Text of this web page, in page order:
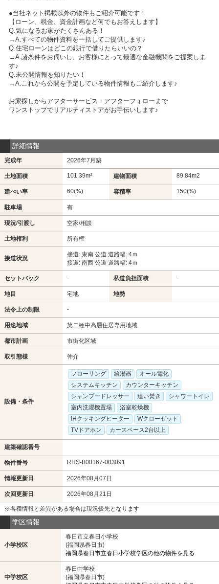
●当社ネット掲載以外の物件もご紹介可能です！
【ローン、税金、資金計画など何でもお答えします】
Q.気になるお家がたくさんある！
→A.すべての物件資料を一括してご提供します♪
Q.住宅ローンはどこの銀行で借りたらいいの？
→A.諸条件をお伺いし、お客様にとって最適な金融機関をご提案しま
す♪
Q.未公開情報を知りたい！
→A.これから公開を予定している物件情報もご紹介します♪
お家探しからアフターサービス・アフターフォローまで
ワンストップでリアルティストアがお手伝いします♪
詳細情報
完成年 2026年7月築
土地面積 101.39m² 建物面積 89.84m2
建ぺい率 60(%) 容積率 150(%)
駐車場 有
現況/引渡し 空家/相談
土地権利 所有権
接道状況
接道: 東南 公道 道路幅: 4ｍ
接道: 南西 公道 道路幅: 4ｍ
セットバック - 私道負担面積 -
地目 宅地 地勢
法令上の制限 -
用途地域 第二種中高層住居専用地域
都市計画 市街化区域
取引態様 仲介
設備・条件
フローリング 給湯器
オール電化
システムキッチン
カウンターキッチン
シャンプードレッサー
追い焚き
シャワートイレ
室内洗濯機置場
浴室乾燥機
IHクッキングヒーター
Wクローゼット
TVドアホン
カースペース2台以上
建築確認番号
物件番号 RHS-B00167-003091
情報更新日 2026年08月07日
次回更新日 2026年08月21日
※各種情報と差異がある場合は現況優先となります
学区情報
小学校区
春日市立春日小学校
(福岡県春日市)
福岡県春日市立春日小学校学区の他の物件を見る
中学校区
春日中学校
(福岡県春日市)